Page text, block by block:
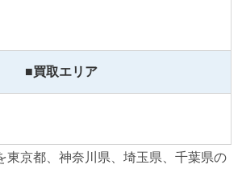
■買取エリア
京都、神奈川県、埼玉県、千葉県の